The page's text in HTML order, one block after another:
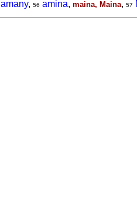
amany, 56 amina, maina, Maina, 57